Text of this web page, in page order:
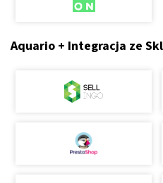
Aquario + Integracja ze